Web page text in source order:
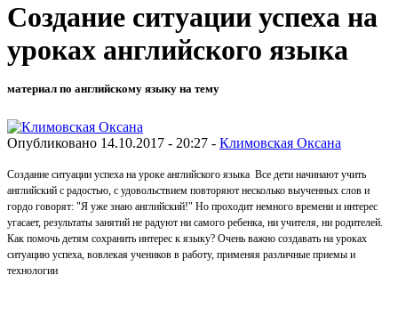
Создание ситуации успеха на
уроках английского языка
материал по английскому языку на тему
Опубликовано 14.10.2017 - 20:27 - Климовская Оксана
Создание ситуации успеха на уроке английского языка Все дети начинают учить
английский с радостью, с удовольствием повторяют несколько выученных слов и
гордо говорят: "Я уже знаю английский!" Но проходит немного времени и интерес
угасает, результаты занятий не радуют ни самого ребенка, ни учителя, ни родителей.
Как помочь детям сохранить интерес к языку? Очень важно создавать на уроках
ситуацию успеха, вовлекая учеников в работу, применяя различные приемы и
технологии